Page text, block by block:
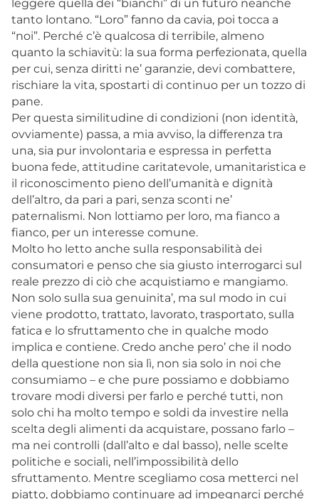
leggere quella dei “bianchi” di un futuro neanche
tanto lontano. “Loro” fanno da cavia, poi tocca a
“noi”. Perché c’è qualcosa di terribile, almeno
quanto la schiavitù: la sua forma perfezionata, quella
per cui, senza diritti ne’ garanzie, devi combattere,
rischiare la vita, spostarti di continuo per un tozzo di
pane.
Per questa similitudine di condizioni (non identità,
ovviamente) passa, a mia avviso, la differenza tra
una, sia pur involontaria e espressa in perfetta
buona fede, attitudine caritatevole, umanitaristica e
il riconoscimento pieno dell’umanità e dignità
dell’altro, da pari a pari, senza sconti ne’
paternalismi. Non lottiamo per loro, ma fianco a
fianco, per un interesse comune.
Molto ho letto anche sulla responsabilità dei
consumatori e penso che sia giusto interrogarci sul
reale prezzo di ciò che acquistiamo e mangiamo.
Non solo sulla sua genuinita’, ma sul modo in cui
viene prodotto, trattato, lavorato, trasportato, sulla
fatica e lo sfruttamento che in qualche modo
implica e contiene. Credo anche pero’ che il nodo
della questione non sia lì, non sia solo in noi che
consumiamo – e che pure possiamo e dobbiamo
trovare modi diversi per farlo e perché tutti, non
solo chi ha molto tempo e soldi da investire nella
scelta degli alimenti da acquistare, possano farlo –
ma nei controlli (dall’alto e dal basso), nelle scelte
politiche e sociali, nell’impossibilità dello
sfruttamento. Mentre scegliamo cosa metterci nel
piatto, dobbiamo continuare ad impegnarci perché